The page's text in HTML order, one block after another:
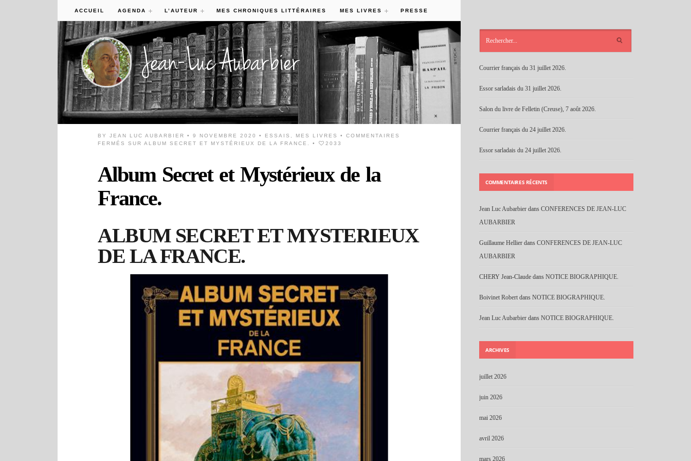
ACCUEIL AGENDA L’AUTEUR MES CHRONIQUES LITTÉRAIRES MES LIVRES PRESSE
BYJEAN LUC AUBARBIER • 9 NOVEMBRE 2020 • ESSAIS MES LIVRES •COMMENTAIRES
FERMÉS
SUR ALBUM SECRET ET MYSTÉRIEUX DE LA FRANCE. • 2033
Album Secret et Mystérieux de la
France.
ALBUM SECRET ET MYSTERIEUX
DE LA FRANCE.
Courrier français du 31 juillet 2026.
Essor sarladais du 31 juillet 2026.
Salon du livre de Felletin (Creuse), 7 août 2026.
Courrier français du 24 juillet 2026.
Essor sarladais du 24 juillet 2026.
COMMENTAIRES RÉCENTS
Jean Luc Aubarbier dans CONFERENCES DE JEAN-LUC
AUBARBIER
Guillaume Hellier dans CONFERENCES DE JEAN-LUC
AUBARBIER
CHERY Jean-Claude dans NOTICE BIOGRAPHIQUE.
Boivinet Robert dans NOTICE BIOGRAPHIQUE.
Jean Luc Aubarbier dans NOTICE BIOGRAPHIQUE.
ARCHIVES
juillet 2026
juin 2026
mai 2026
avril 2026
mars 2026